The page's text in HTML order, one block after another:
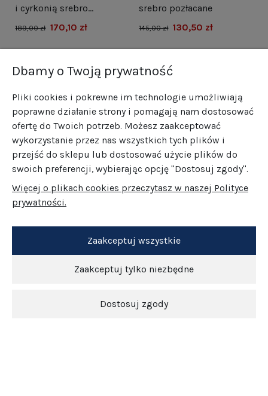
i cyrkonią srebro
rodowane
189,00 zł 170,10 zł
srebro pozłacane
145,00 zł 130,50 zł
Dbamy o Twoją prywatność
Pliki cookies i pokrewne im technologie umożliwiają
poprawne działanie strony i pomagają nam dostosować
ofertę do Twoich potrzeb. Możesz zaakceptować
wykorzystanie przez nas wszystkich tych plików i
przejść do sklepu lub dostosować użycie plików do
swoich preferencji, wybierając opcję "Dostosuj zgody".
Więcej o plikach cookies przeczytasz w naszej Polityce
prywatności.
Zaakceptuj tylko niezbędne
Dostosuj zgody
Zaakceptuj wszystkie